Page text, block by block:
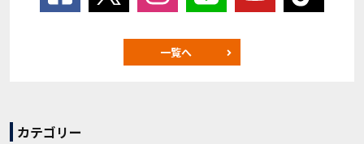
一覧へ
カテゴリー